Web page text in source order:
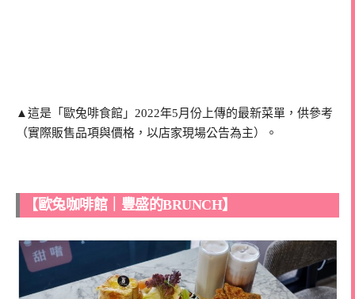
▲這是「歐兔啡食館」2022年5月份上傳的最新菜單，供參考
（實際販售品項與價格，以店家現場公告為主）。
【歐兔咖啡館｜豐盛的BRUNCH】